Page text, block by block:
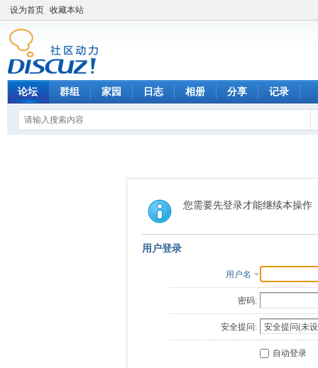
设为首页 收藏本站
论坛 群组 家园 日志 相册 分享 记录
您需要先登录才能继续本操作
用户登录
用户名
密码:
安全提问:
自动登录